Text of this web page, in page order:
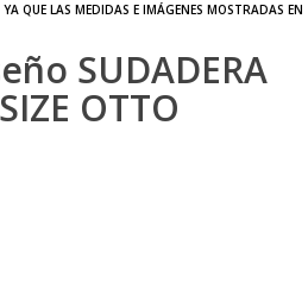
QUE LAS MEDIDAS E IMÁGENES MOSTRADAS EN
SUDADERA
OTTO